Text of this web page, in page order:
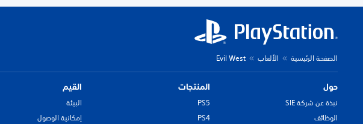
الصفحة الرئيسية الألعاب Evil West
حول
نبذة عن شركة SIE
الوظائف
المنتجات
PS5
PS4
القيم
البيئة
إمكانية الوصول